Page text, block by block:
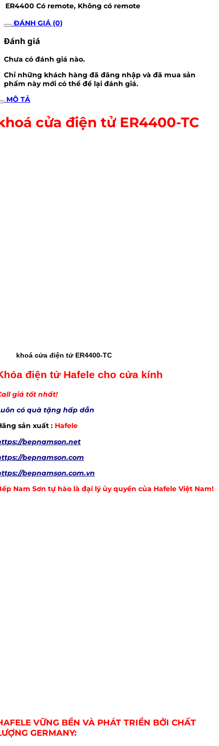
ER4400 Có remote, Không có remote
ĐÁNH GIÁ (0)
Đánh giá
Chưa có đánh giá nào.
Chỉ những khách hàng đã đăng nhập và đã mua sản
phẩm này mới có thể để lại đánh giá.
MÔ TẢ
cửa điện tử ER4400-TC
khoá cửa điện tử ER4400-TC
điện tử Hafele cho cửa kính
giá tốt nhất!
có quà tặng hấp dẫn
sản xuất : Hafele
bepnamson.net
bepnamson.com
bepnamson.com.vn
Nam Sơn tự hào là đại lý ủy quyền của Hafele Việt Nam!
VỮNG BỀN VÀ PHÁT TRIỂN BỞI CHẤT
GERMANY: